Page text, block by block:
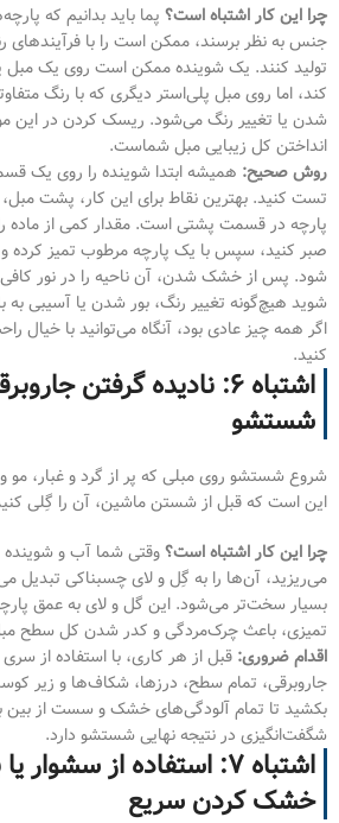
چرا این کار اشتباه است؟ پما باید بدانیم که
جنس به نظر برسند، ممکن است را با فرآیندهای
تولید کنند. یک شوینده ممکن است روی یک مبل
کند، اما روی مبل پلی‌استر دیگری که با رنگ
شدن یا تغییر رنگ می‌شود. ریسک کردن در این
انداختن کل زیبایی مبل شماست.
روش صحیح: همیشه ابتدا شوینده را روی یک
تست کنید. بهترین نقاط برای این کار، پشت مبل،
پارچه در قسمت پشتی است. مقدار کمی از ماده
صبر کنید، سپس با یک پارچه مرطوب تمیز کرده
شود. پس از خشک شدن، آن ناحیه را در نور
شوید هیچ‌گونه تغییر رنگ، بور شدن یا آسیبی به
اگر همه چیز عادی بود، آنگاه می‌توانید با خیال
کنید.
اشتباه ۶: نادیده گرفتن
شستشو
شروع شستشو روی مبلی که پر از گرد و غبار، مو
این است که قبل از شستن ماشین، آن را گِلی
چرا این کار اشتباه است؟وقتی شما آب و
می‌ریزید، آن‌ها را به گِل و لای چسبناکی تبدیل
بسیار سخت‌تر می‌شود. این گل و لای به عمق
تمیزی، باعث چرک‌مردگی و کدر شدن کل سطح
اقدام ضروری: قبل از هر کاری، با استفاده از
جاروبرقی، تمام سطح، درزها، شکاف‌ها و زیر
بکشید تا تمام آلودگی‌های خشک و سست از بین
شگفت‌انگیزی در نتیجه نهایی شستشو دارد.
اشتباه ۷: استفاده از
خشک کردن سریع